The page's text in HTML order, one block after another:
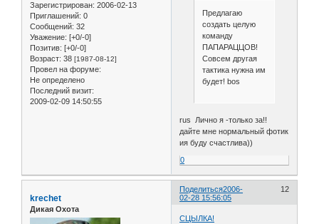
Зарегистрирован: 2006-02-13
Приглашений: 0
Сообщений: 32
Уважение: [+0/-0]
Позитив: [+0/-0]
Возраст: 38 [1987-08-12]
Провел на форуме:
Не определено
Последний визит:
2009-02-09 14:50:55
Предлагаю
создать целую
команду
ПАПАРАЦЦОВ!
Совсем другая
тактика нужна им
будет! bos
rus Лично я -только за!!
дайте мне нормальный фотик
ия буду счастлива))
0
Поделиться 12
2006-
02-28 15:56:05
krechet
Дикая Охота
СЦЫЛКА!